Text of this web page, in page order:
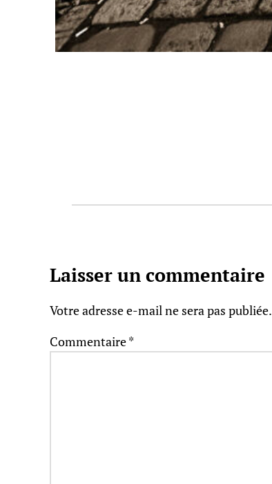
Laisser un commentaire
Votre adresse e-mail ne sera pas publiée.
Commentaire*